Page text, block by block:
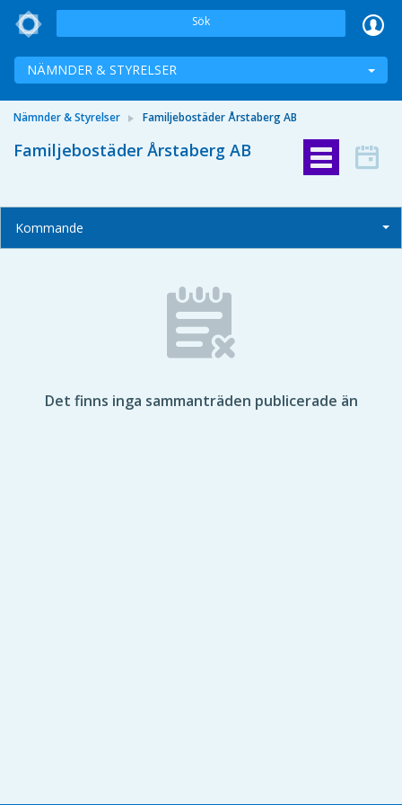
Sök
NÄMNDER & STYRELSER
Nämnder & Styrelser Familjebostäder Årstaberg AB
Familjebostäder Årstaberg AB
Kommande
Det finns inga sammanträden publicerade än